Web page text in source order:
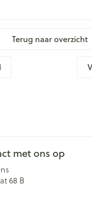
Terug naar overzicht
met ons op
68 B